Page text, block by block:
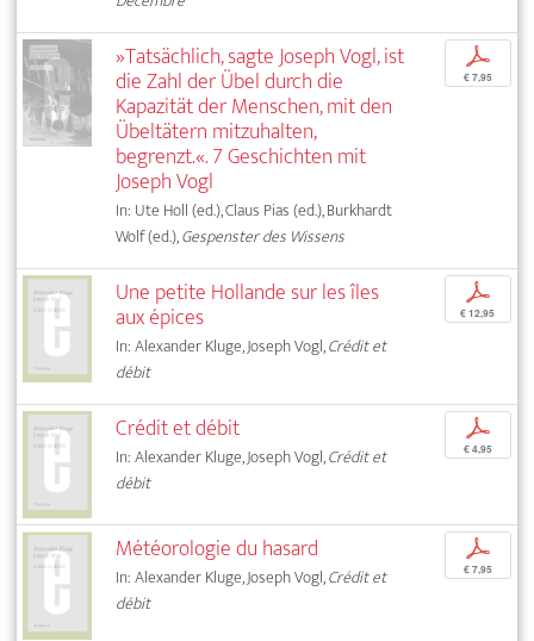
»Tatsächlich, sagte Joseph Vogl, ist
die Zahl der Übel durch die
Kapazität der Menschen, mit den
Übeltätern mitzuhalten,
begrenzt.«. 7 Geschichten mit
Joseph Vogl
In: Ute Holl (ed.), Claus Pias (ed.), Burkhardt
Wolf (ed.),Gespenster des Wissens
p
€ 7,95
Une petite Hollande sur les îles
aux épices
In: Alexander Kluge, Joseph Vogl,Crédit et
débit
p
€ 12,95
Crédit et débit
In: Alexander Kluge, Joseph Vogl,Crédit et
débit
p
€ 4,95
Météorologie du hasard
In: Alexander Kluge, Joseph Vogl,Crédit et
débit
p
€ 7,95